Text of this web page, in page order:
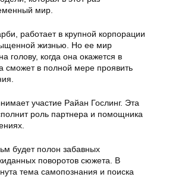
мир.
работает в крупной корпорации
жизнью. Но ее мир
голову, когда она окажется в
сможет в полной мере проявить
участие Райан Гослинг. Эта
роль партнера и помощника
будет полон забавных
поворотов сюжета. В
тема самопознания и поиска